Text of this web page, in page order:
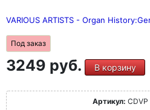
VARIOUS ARTISTS - Organ
Под заказ
3249 руб. В корзину
Артикул: